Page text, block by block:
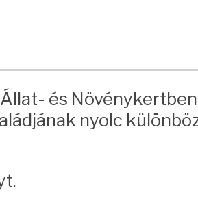
és
nyolc